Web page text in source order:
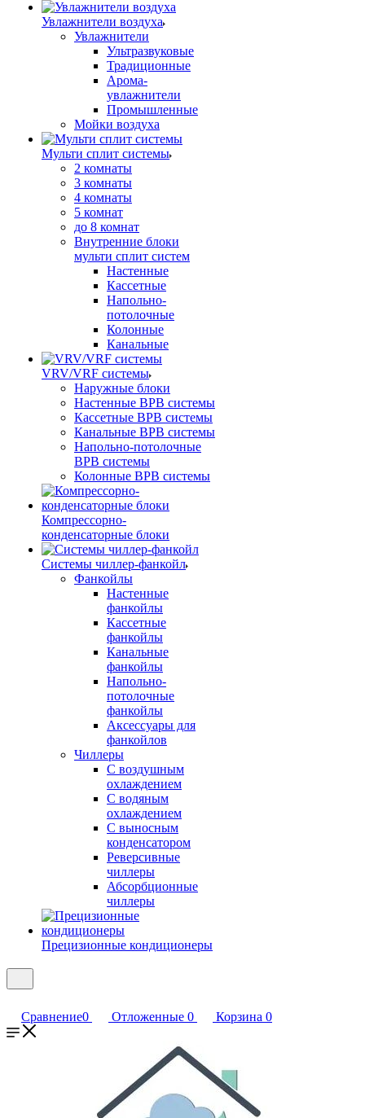
Увлажнители воздуха
Увлажнители
Ультразвуковые
Традиционные
Арома-
увлажнители
Промышленные
Мойки воздуха
Мульти сплит системы
2 комнаты
3 комнаты
4 комнаты
5 комнат
до 8 комнат
Внутренние блоки
мульти сплит систем
Настенные
Кассетные
Напольно-
потолочные
Колонные
Канальные
VRV/VRF системы
Наружные блоки
Настенные ВРВ системы
Кассетные ВРВ системы
Канальные ВРВ системы
Напольно-потолочные
ВРВ системы
Колонные ВРВ системы
Компрессорно-
конденсаторные блоки
Системы чиллер-фанкойл
Фанкойлы
Настенные
фанкойлы
Кассетные
фанкойлы
Канальные
фанкойлы
Напольно-
потолочные
фанкойлы
Аксессуары для
фанкойлов
Чиллеры
С воздушным
охлаждением
С водяным
охлаждением
С выносным
конденсатором
Реверсивные
чиллеры
Абсорбционные
чиллеры
Прецизионные кондиционеры
Сравнение0 Отложенные 0 Корзина 0